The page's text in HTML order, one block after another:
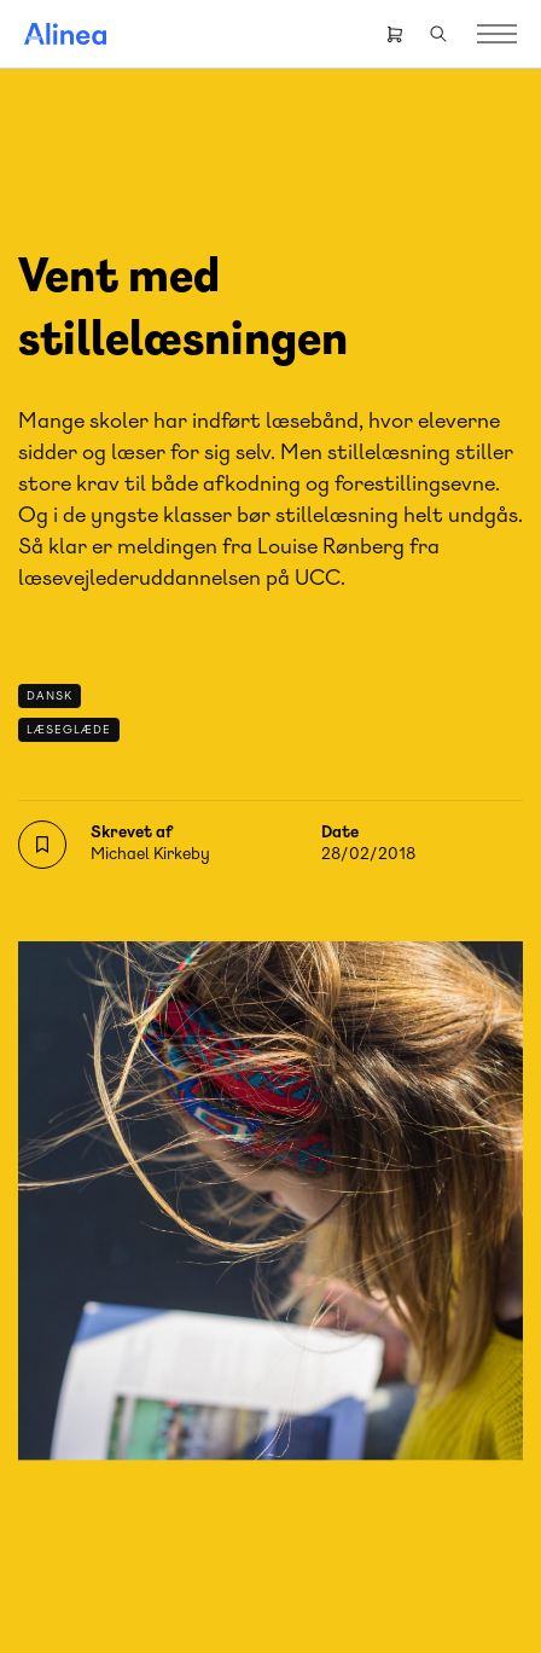
hovedindhold
Header
right
Vent med
stillelæsningen
DANSK
LÆSEGLÆDE
Mange skoler har indført læsebånd, hvor eleverne
sidder og læser for sig selv. Men stillelæsning stiller
store krav til både afkodning og forestillingsevne.
Og i de yngste klasser bør stillelæsning helt undgås.
Så klar er meldingen fra Louise Rønberg fra
læsevejlederuddannelsen på UCC.
Skrevet af
Michael Kirkeby
Date
28/02/2018